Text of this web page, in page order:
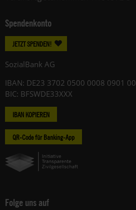
Spendenkonto
JETZT SPENDEN!
SozialBank AG
IBAN: DE23 3702 0500 0008 0901 00
BIC: BFSWDE33XXX
IBAN KOPIEREN
QR-Code für Banking-App
Folge uns auf